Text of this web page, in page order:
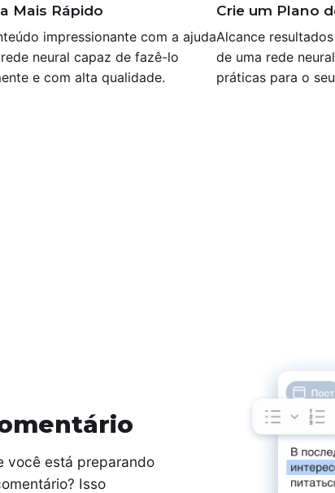
Mais Rápido
impressionante com a ajuda
neural capaz de fazê-lo
e com alta qualidade.
Crie um Plano
Alcance
de uma rede
práticas para o
você está preparando
Isso